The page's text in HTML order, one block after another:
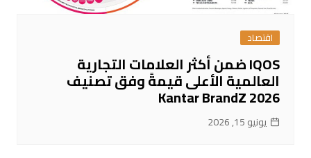
اقتصاد
IQOS ضمن أكثر العلامات التجارية
العالمية الأعلى قيمةً وفق تصنيف
Kantar BrandZ 2026
يونيو 15, 2026